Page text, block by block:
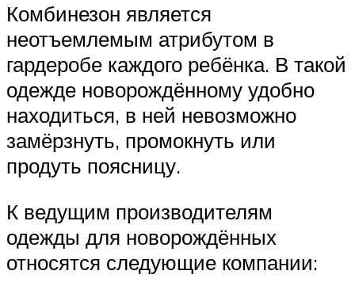
Комбинезон является
неотъемлемым атрибутом в
гардеробе каждого ребёнка. В такой
одежде новорождённому удобно
находиться, в ней невозможно
замёрзнуть, промокнуть или
продуть поясницу.
К ведущим производителям
одежды для новорождённых
относятся следующие компании: